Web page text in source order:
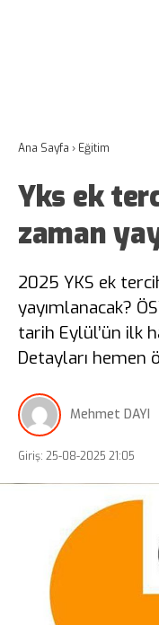
Ana Sayfa › Eğitim
Yks ek
zaman
2025 YKS ek
yayımlanacak?
tarih Eylül’ün ilk
Detayları hemen
Mehmet DAYI
Giriş: 25-08-2025 21:05